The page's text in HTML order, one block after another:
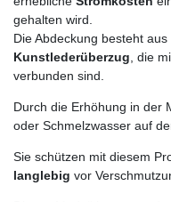
gehalten wird.
Die Abdeckung besteht aus
Kunstlederüberzug , die
verbunden sind.
Durch die Erhöhung in der
oder Schmelzwasser auf
Sie schützen mit diesem
langlebig vor